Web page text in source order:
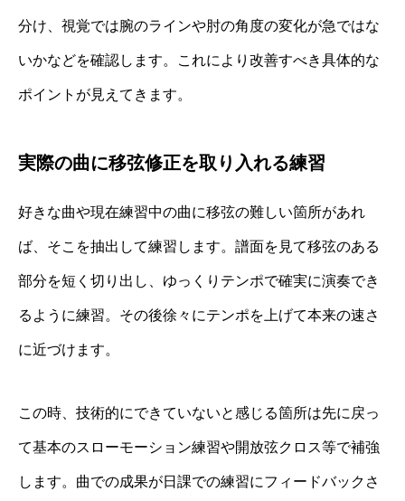
分け、視覚では腕のラインや肘の角度の変化が急ではな
いかなどを確認します。これにより改善すべき具体的な
ポイントが見えてきます。
実際の曲に移弦修正を取り入れる練習
好きな曲や現在練習中の曲に移弦の難しい箇所があれ
ば、そこを抽出して練習します。譜面を見て移弦のある
部分を短く切り出し、ゆっくりテンポで確実に演奏でき
るように練習。その後徐々にテンポを上げて本来の速さ
に近づけます。
この時、技術的にできていないと感じる箇所は先に戻っ
て基本のスローモーション練習や開放弦クロス等で補強
します。曲での成果が日課での練習にフィードバックさ